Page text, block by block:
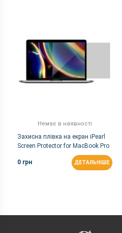
Немає в наявності
Захисна плівка на екран iPearl
Screen Protector for MacBook Pro
with Retina display 13
0 грн
ДЕТАЛЬНІШЕ